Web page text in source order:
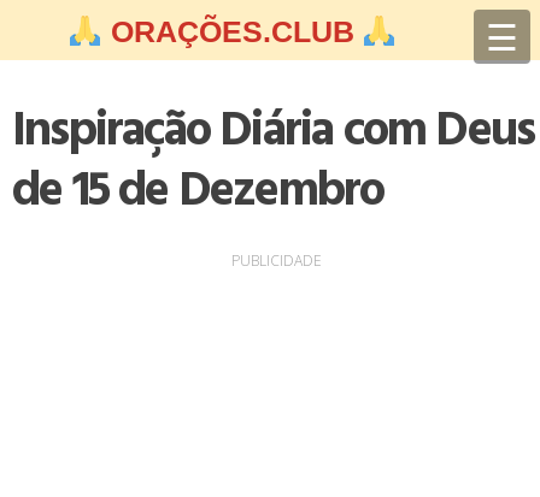
ORAÇÕES.CLUB ☰
Inspiração Diária com Deus
de 15 de Dezembro
PUBLICIDADE